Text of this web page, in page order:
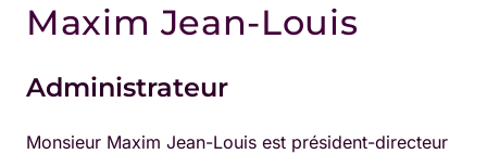
Maxim Jean-Louis
Administrateur
Monsieur Maxim Jean-Louis est président-directeur